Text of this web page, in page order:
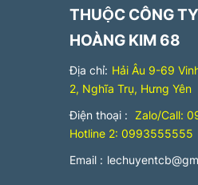
THUỘC CÔNG
HOÀNG KIM 68
Địa chỉ: Hải Âu 9-69
2, Nghĩa Trụ, Hưng Yên
Điện thoại : Zalo/Call:
Hotline 2: 0993555555
Email :